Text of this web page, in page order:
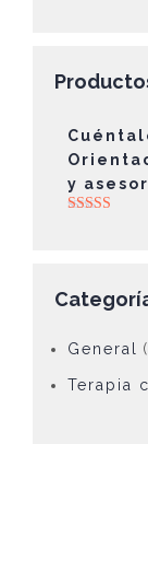
y
General
Terapia